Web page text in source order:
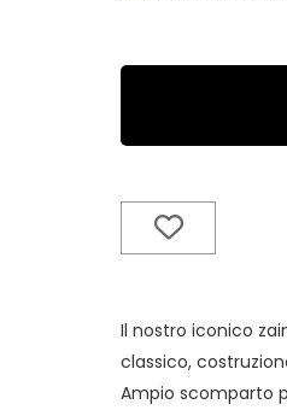
Il nostro iconico
classico,
Ampio scomparto